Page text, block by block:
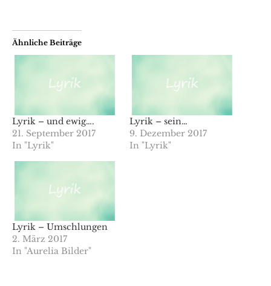
Ähnliche Beiträge
Lyrik – und ewig….
21. September 2017
In "Lyrik"
Lyrik – sein…
9. Dezember 2017
In "Lyrik"
Lyrik – Umschlungen
2. März 2017
In "Aurelia Bilder"